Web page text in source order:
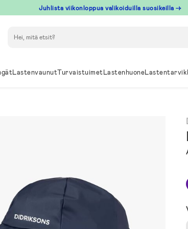
Juhlista viikonloppua valikoiduilla suosikeilla →
LastenvaunutTurvaistuimetLastenhuone